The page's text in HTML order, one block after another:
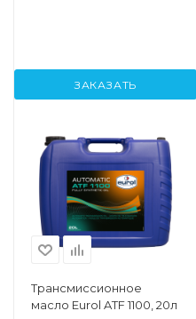
ЗАКАЗАТЬ
Трансмиссионное
масло Eurol ATF 1100, 20л